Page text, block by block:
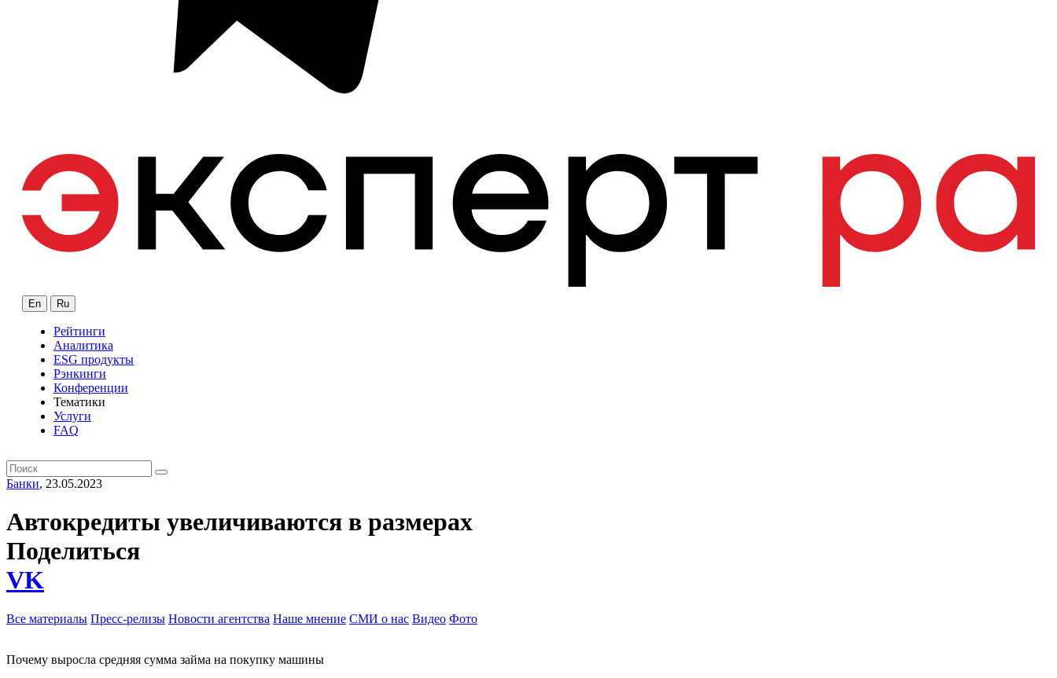
En Ru
Рейтинги
Аналитика
ESG продукты
Рэнкинги
Конференции
Тематики
Услуги
FAQ
Банки, 23.05.2023
Автокредиты увеличиваются в размерах
Поделиться
VK
Все материалы Пресс-релизы Новости агентства Наше мнение СМИ о нас Видео Фото
Почему выросла средняя сумма займа на покупку машины